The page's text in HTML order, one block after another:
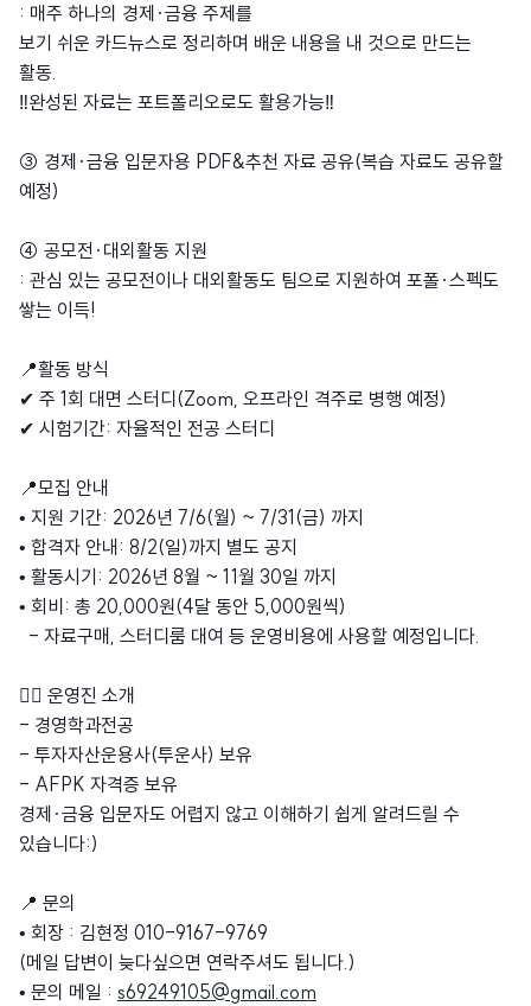
: 매주 하나의 경제·금융 주제를
보기 쉬운 카드뉴스로 정리하며 배운 내용을 내 것으로 만드는
활동.
‼️완성된 자료는 포트폴리오로도 활용가능‼️
③ 경제·금융 입문자용 PDF&추천 자료 공유(복습 자료도 공유할
예정)
④ 공모전·대외활동 지원
: 관심 있는 공모전이나 대외활동도 팀으로 지원하여 포폴·스펙도
쌓는 이득!
📍활동 방식
✔ 주 1회 대면 스터디(Zoom, 오프라인 격주로 병행 예정)
✔ 시험기간: 자율적인 전공 스터디
📍모집 안내
• 지원 기간: 2026년 7/6(월) ~ 7/31(금) 까지
• 합격자 안내: 8/2(일)까지 별도 공지
• 활동시기: 2026년 8월 ~ 11월 30일 까지
• 회비: 총 20,000원(4달 동안 5,000원씩)
- 자료구매, 스터디룸 대여 등 운영비용에 사용할 예정입니다.
🙇‍♀️ 운영진 소개
- 경영학과전공
- 투자자산운용사(투운사) 보유
- AFPK 자격증 보유
경제·금융 입문자도 어렵지 않고 이해하기 쉽게 알려드릴 수
있습니다:)
📍 문의
• 회장 : 김현정 010-9167-9769
(메일 답변이 늦다싶으면 연락주셔도 됩니다.)
• 문의 메일 : s69249105@gmail.com